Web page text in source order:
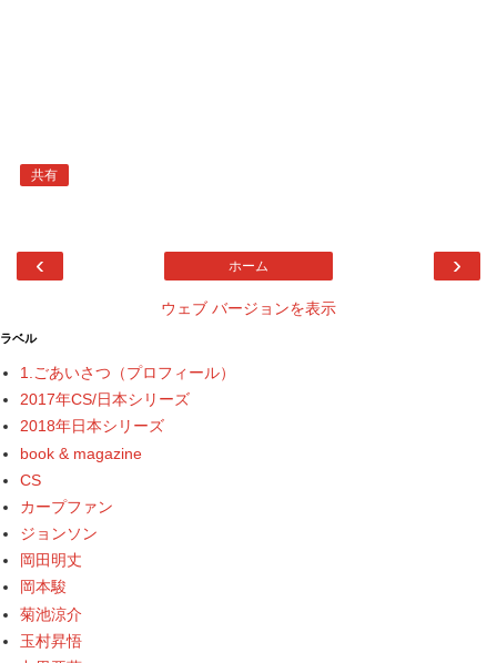
共有
‹ ›
ホーム
ウェブ バージョンを表示
ラベル
1.ごあいさつ（プロフィール）
2017年CS/日本シリーズ
2018年日本シリーズ
book & magazine
CS
カープファン
ジョンソン
岡田明丈
岡本駿
菊池涼介
玉村昇悟